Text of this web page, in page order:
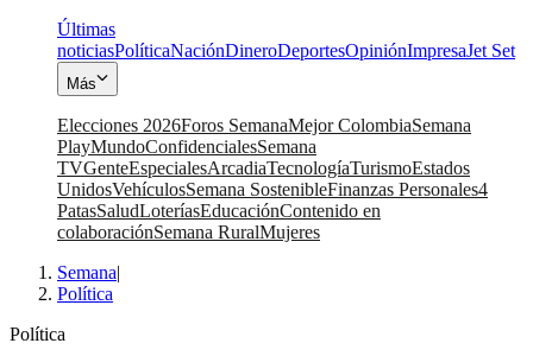
Últimas
noticiasPolíticaNaciónDineroDeportesOpiniónImpresaJet Set
Más
Elecciones 2026Foros SemanaMejor ColombiaSemana
PlayMundoConfidencialesSemana
TVGenteEspecialesArcadiaTecnologíaTurismoEstados
UnidosVehículosSemana SostenibleFinanzas Personales4
PatasSaludLoteríasEducaciónContenido en
colaboraciónSemana RuralMujeres
Semana|
Política
Política